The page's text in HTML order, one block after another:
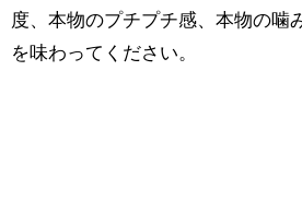
度、本物のプチプチ感、本物の噛
を味わってください。